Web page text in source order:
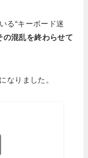
る“キーボード迷
混乱を終わらせて
なりました。